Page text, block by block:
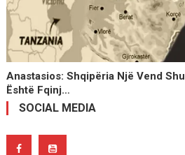
Anastasios: Shqipëria Një Vend
Është Fqinj…
SOCIAL MEDIA